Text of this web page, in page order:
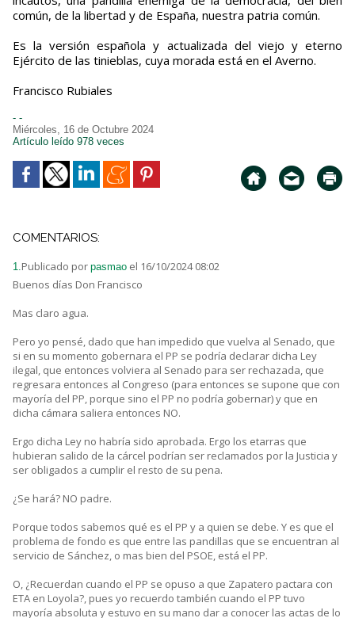
común, de la libertad y de España, nuestra patria común.
Es la versión española y actualizada del viejo y eterno
Ejército de las tinieblas, cuya morada está en el Averno.
Francisco Rubiales
- -
Miércoles, 16 de Octubre 2024
Artículo leído 978 veces
COMENTARIOS:
1.Publicado por pasmao el 16/10/2024 08:02
Buenos días Don Francisco
Mas claro agua.
Pero yo pensé, dado que han impedido que vuelva al Senado, que
si en su momento gobernara el PP se podría declarar dicha Ley
ilegal, que entonces volviera al Senado para ser rechazada, que
regresara entonces al Congreso (para entonces se supone que con
mayoría del PP, porque sino el PP no podría gobernar) y que en
dicha cámara saliera entonces NO.
Ergo dicha Ley no habría sido aprobada. Ergo los etarras que
hubieran salido de la cárcel podrían ser reclamados por la Justicia y
ser obligados a cumplir el resto de su pena.
¿Se hará? NO padre.
Porque todos sabemos qué es el PP y a quien se debe. Y es que el
problema de fondo es que entre las pandillas que se encuentran al
servicio de Sánchez, o mas bien del PSOE, está el PP.
O, ¿Recuerdan cuando el PP se opuso a que Zapatero pactara con
ETA en Loyola?, pues yo recuerdo también cuando el PP tuvo
mayoría absoluta y estuvo en su mano dar a conocer las actas de lo